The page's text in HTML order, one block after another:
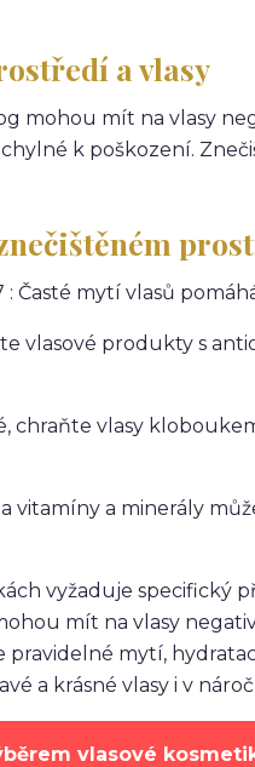
a vlasy
mohou mít na vlasy
k poškození.
Časté mytí vlasů
vlasové produkty s
chraňte vlasy
vitamíny a minerály
vyžaduje specifický
mít na vlasy
mytí,
a krásné vlasy i v
vlasové